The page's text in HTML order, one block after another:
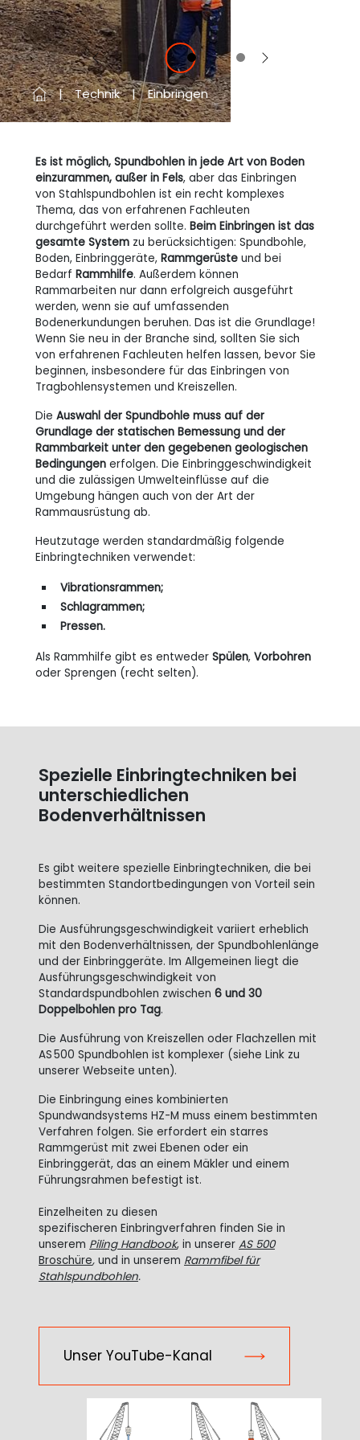
Vorherige Next
Technik Einbringen
Es ist möglich, Spundbohlen in jede Art von Boden
einzurammen, außer in Fels, aber das Einbringen
von Stahlspundbohlen ist ein recht komplexes
Thema, das von erfahrenen Fachleuten
durchgeführt werden sollte. Beim Einbringen ist das
gesamte System zu berücksichtigen: Spundbohle,
Boden, Einbringgeräte, Rammgerüste und bei
Bedarf Rammhilfe. Außerdem können
Rammarbeiten nur dann erfolgreich ausgeführt
werden, wenn sie auf umfassenden
Bodenerkundungen beruhen. Das ist die Grundlage!
Wenn Sie neu in der Branche sind, sollten Sie sich
von erfahrenen Fachleuten helfen lassen, bevor Sie
beginnen, insbesondere für das Einbringen von
Tragbohlensystemen und Kreiszellen.
Die Auswahl der Spundbohle muss auf der
Grundlage der statischen Bemessung und der
Rammbarkeit unter den gegebenen geologischen
Bedingungen erfolgen. Die Einbringgeschwindigkeit
und die zulässigen Umwelteinflüsse auf die
Umgebung hängen auch von der Art der
Rammausrüstung ab.
Heutzutage werden standardmäßig folgende
Einbringtechniken verwendet:
Vibrationsrammen;
Schlagrammen;
Pressen.
Als Rammhilfe gibt es entweder Spülen, Vorbohren
oder Sprengen (recht selten).
Spezielle Einbringtechniken bei
unterschiedlichen
Bodenverhältnissen
Es gibt weitere spezielle Einbringtechniken, die bei
bestimmten Standortbedingungen von Vorteil sein
können.
Die Ausführungsgeschwindigkeit variiert erheblich
mit den Bodenverhältnissen, der Spundbohlenlänge
und der Einbringgeräte. Im Allgemeinen liegt die
Ausführungsgeschwindigkeit von
Standardspundbohlen zwischen 6 und 30
Doppelbohlen pro Tag.
Die Ausführung von Kreiszellen oder Flachzellen mit
AS500 Spundbohlen ist komplexer (siehe Link zu
unserer Webseite unten).
Die Einbringung eines kombinierten
Spundwandsystems HZ-M muss einem bestimmten
Verfahren folgen. Sie erfordert ein starres
Rammgerüst mit zwei Ebenen oder ein
Einbringgerät, das an einem Mäkler und einem
Führungsrahmen befestigt ist.
Einzelheiten zu diesen
spezifischeren Einbringverfahren finden Sie in
unserem Piling Handbook, in unserer AS 500
Broschüre, und in unserem Rammfibel für
Stahlspundbohlen.
Unser YouTube-Kanal